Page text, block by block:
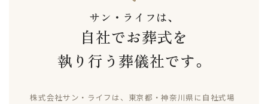
サン・ライフは、
自社でお葬式を
執り行う葬儀社です。
株式会社サン・ライフは、東京都・神奈川県に自社式場